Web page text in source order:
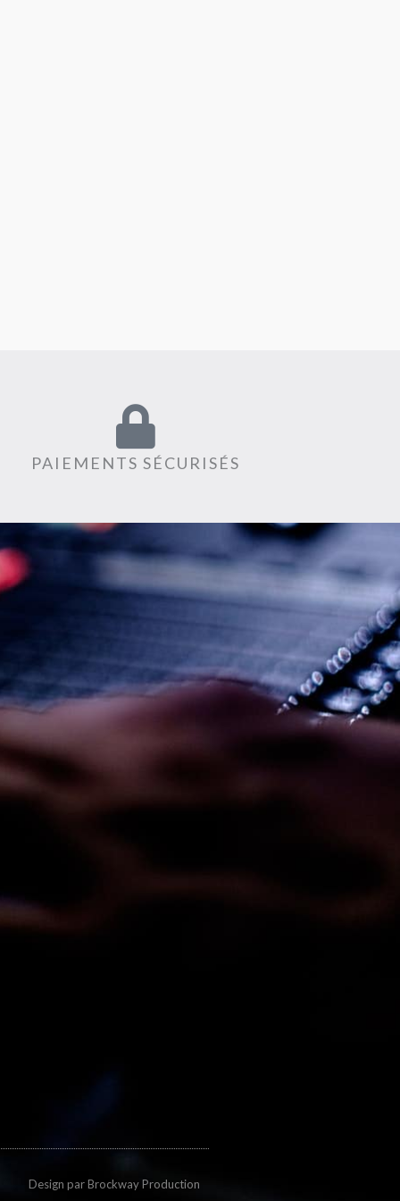
PAIEMENTS SÉCURISÉS
Design parBrockway Production